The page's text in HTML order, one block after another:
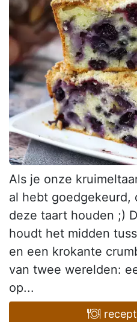
Als je onze
al hebt goedgekeurd,
deze taart houden ;)
houdt het midden
en een krokante
van twee werelden:
op...